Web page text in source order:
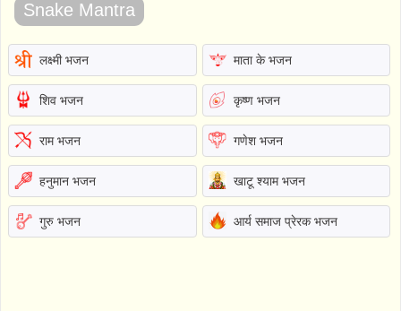
Snake Mantra
लक्ष्मी भजन माता के भजन
शिव भजन कृष्ण भजन
राम भजन गणेश भजन
हनुमान भजन खाटू श्याम भजन
गुरु भजन आर्य समाज प्रेरक भजन